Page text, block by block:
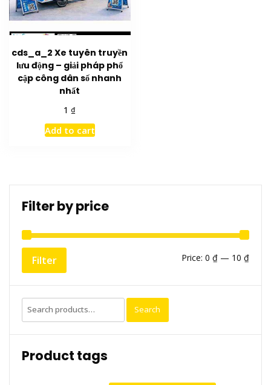
cds_a_2 Xe tuyên truyền
lưu động – giải pháp phổ
cập công dân số nhanh
nhất
1 ₫
Add to cart
Filter by price
Min
Max
Filter Price: 0 ₫ — 10 ₫
Search
for:
Search
Product tags